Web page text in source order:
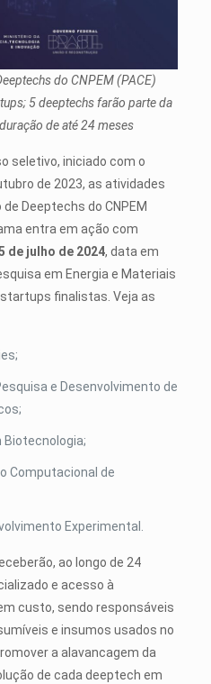
do CNPEM (PACE)
5 deeptechs farão parte da
de até 24 meses
seletivo, iniciado com o
de 2023, as atividades
Deeptechs do CNPEM
entra em ação com
de julho de 2024, data em
em Energia e Materiais
finalistas. Veja as
e Desenvolvimento de
Biotecnologia;
Computacional de
Experimental.
ao longo de 24
e acesso à
custo, sendo responsáveis
e insumos usados no
a alavancagem da
de cada deeptech em